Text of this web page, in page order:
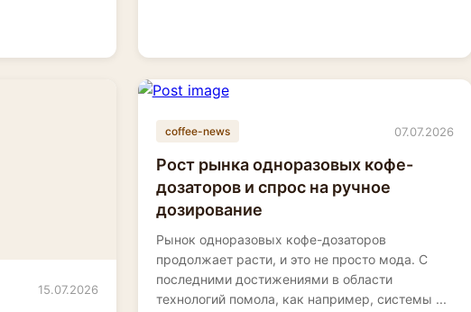
15.07.2026
coffee-news 07.07.2026
Рост рынка одноразовых кофе-
дозаторов и спрос на ручное
дозирование
Рынок одноразовых кофе-дозаторов
продолжает расти, и это не просто мода. С
последними достижениями в области
технологий помола, как например, системы ...